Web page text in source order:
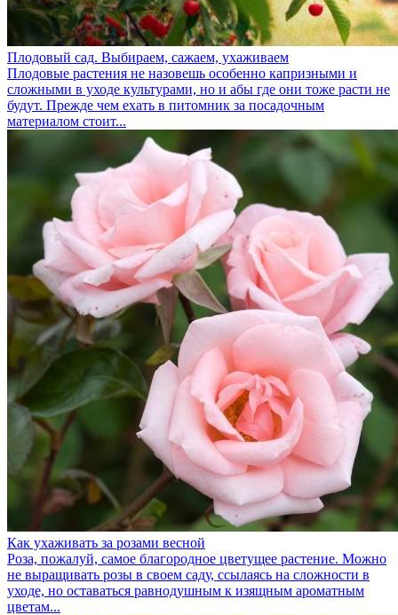
Плодовый сад. Выбираем, сажаем, ухаживаем
Плодовые растения не назовешь особенно капризными и
сложными в уходе культурами, но и абы где они тоже расти не
будут. Прежде чем ехать в питомник за посадочным
материалом стоит...
Как ухаживать за розами весной
Роза, пожалуй, самое благородное цветущее растение. Можно
не выращивать розы в своем саду, ссылаясь на сложности в
уходе, но оставаться равнодушным к изящным ароматным
цветам...